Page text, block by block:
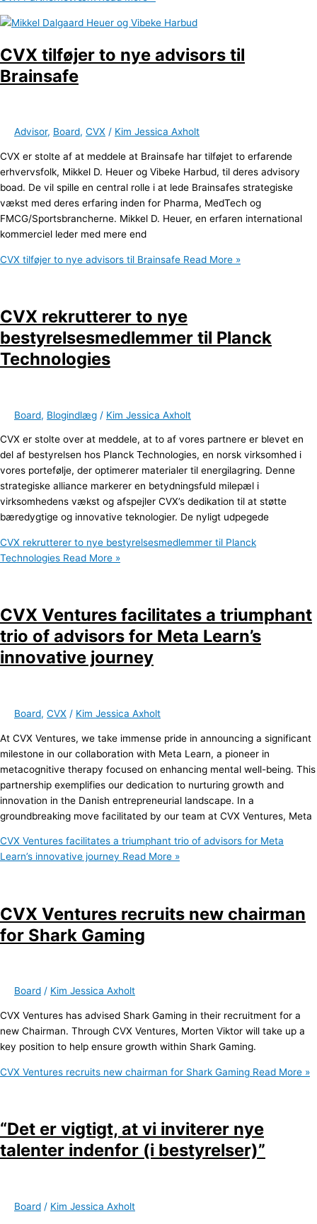
CVX tilføjer to nye advisors til
Brainsafe
Advisor, Board, CVX / Kim Jessica Axholt
CVX er stolte af at meddele at Brainsafe har tilføjet to erfarende
erhvervsfolk, Mikkel D. Heuer og Vibeke Harbud, til deres advisory
boad. De vil spille en central rolle i at lede Brainsafes strategiske
vækst med deres erfaring inden for Pharma, MedTech og
FMCG/Sportsbrancherne. Mikkel D. Heuer, en erfaren international
kommerciel leder med mere end
CVX tilføjer to nye advisors til Brainsafe Read More »
CVX rekrutterer to nye
bestyrelsesmedlemmer til Planck
Technologies
Board, Blogindlæg / Kim Jessica Axholt
CVX er stolte over at meddele, at to af vores partnere er blevet en
del af bestyrelsen hos Planck Technologies, en norsk virksomhed i
vores portefølje, der optimerer materialer til energilagring. Denne
strategiske alliance markerer en betydningsfuld milepæl i
virksomhedens vækst og afspejler CVX’s dedikation til at støtte
bæredygtige og innovative teknologier. De nyligt udpegede
CVX rekrutterer to nye bestyrelsesmedlemmer til Planck
Technologies Read More »
CVX Ventures facilitates a triumphant
trio of advisors for Meta Learn’s
innovative journey
Board, CVX / Kim Jessica Axholt
At CVX Ventures, we take immense pride in announcing a significant
milestone in our collaboration with Meta Learn, a pioneer in
metacognitive therapy focused on enhancing mental well-being. This
partnership exemplifies our dedication to nurturing growth and
innovation in the Danish entrepreneurial landscape. In a
groundbreaking move facilitated by our team at CVX Ventures, Meta
CVX Ventures facilitates a triumphant trio of advisors for Meta
Learn’s innovative journey Read More »
CVX Ventures recruits new chairman
for Shark Gaming
Board / Kim Jessica Axholt
CVX Ventures has advised Shark Gaming in their recruitment for a
new Chairman. Through CVX Ventures, Morten Viktor will take up a
key position to help ensure growth within Shark Gaming.
CVX Ventures recruits new chairman for Shark Gaming Read More »
“Det er vigtigt, at vi inviterer nye
talenter indenfor (i bestyrelser)”
Board / Kim Jessica Axholt